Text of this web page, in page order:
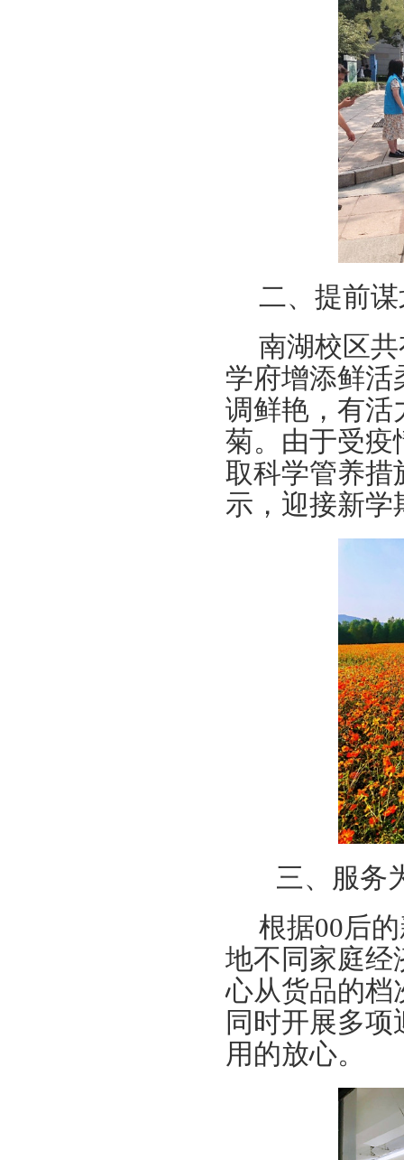
二、提前
南湖校区
学府增添鲜活
调鲜艳，有活
菊。由于受疫
取科学管养措
示，迎接新学
三、服务为
根据00后
地不同家庭经
心从货品的档
同时开展多
用的放心。